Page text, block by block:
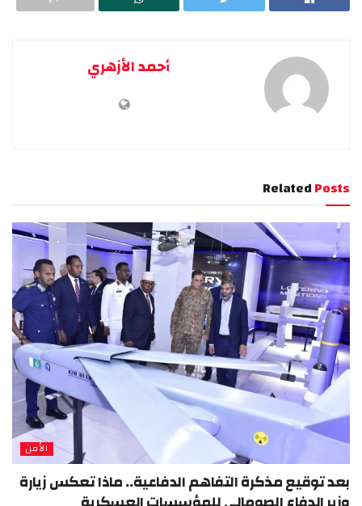
أحمد الأزهري
RelatedPosts
الأمن
بعد توقيع مذكرة التفاهم الدفاعية.. ماذا تعكس زيارة